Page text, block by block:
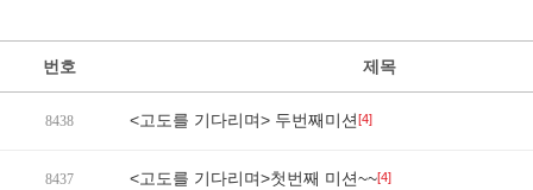
번호 제목
8438 <고도를 기다리며> 두번째미션[4]
8437 <고도를 기다리며>첫번째 미션~~[4]